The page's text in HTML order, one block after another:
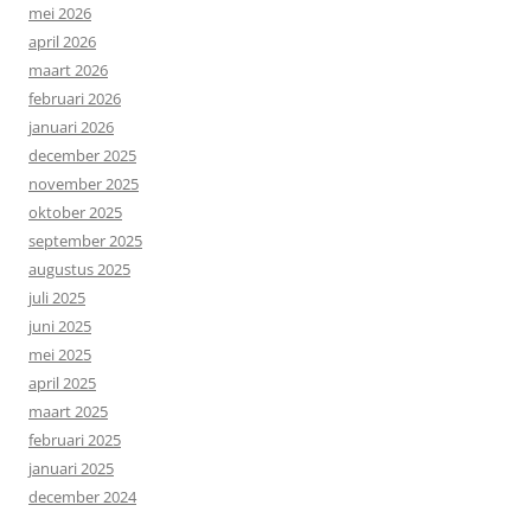
mei 2026
april 2026
maart 2026
februari 2026
januari 2026
december 2025
november 2025
oktober 2025
september 2025
augustus 2025
juli 2025
juni 2025
mei 2025
april 2025
maart 2025
februari 2025
januari 2025
december 2024